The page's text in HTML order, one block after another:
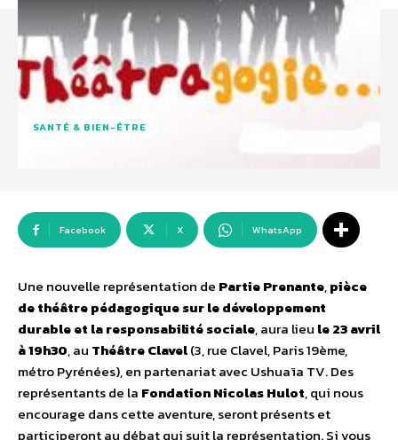
SANTÉ & BIEN-ÊTRE
Facebook X WhatsApp
Une nouvelle représentation de Partie Prenante,pièce
de théâtre pédagogique sur le développement
durable et la responsabilité sociale, aura lieu le 23 avril
à 19h30, au Théâtre Clavel(3, rue Clavel, Paris 19ème,
métro Pyrénées), en partenariat avec Ushuaïa TV. Des
représentants de la Fondation Nicolas Hulot, qui nous
encourage dans cette aventure, seront présents et
participeront au débat qui suit la représentation. Si vous